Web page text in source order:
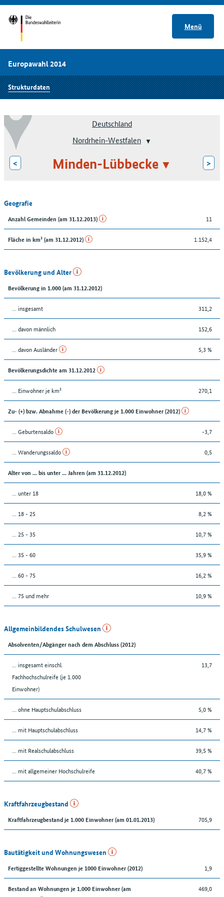
Menü
Europawahl 2014
Strukturdaten
Deutschland
Nordrhein-Westfalen
< Minden-Lübbecke >
Geografie
Anzahl Gemeinden (am 31.12.2013) 11
Fläche in km² (am 31.12.2012) 1.152,4
Bevölkerung und Alter
Bevölkerung in 1.000 (am 31.12.2012)
... insgesamt 311,2
... davon männlich 152,6
... davon Ausländer 5,3 %
Bevölkerungsdichte am 31.12.2012
... Einwohner je km² 270,1
Zu- (+) bzw. Abnahme (-) der Bevölkerung je 1.000 Einwohner (2012)
... Geburtensaldo -3,7
... Wanderungssaldo 0,5
Alter von ... bis unter ... Jahren (am 31.12.2012)
... unter 18 18,0 %
... 18 - 25 8,2 %
... 25 - 35 10,7 %
... 35 - 60 35,9 %
... 60 - 75 16,2 %
... 75 und mehr 10,9 %
Allgemeinbildendes Schulwesen
Absolventen/Abgänger nach dem Abschluss (2012)
... insgesamt einschl.
Fachhochschulreife (je 1.000
Einwohner)
13,7
... ohne Hauptschulabschluss 5,0 %
... mit Hauptschulabschluss 14,7 %
... mit Realschulabschluss 39,5 %
... mit allgemeiner Hochschulreife 40,7 %
Kraftfahrzeugbestand
Kraftfahrzeugbestand je 1.000 Einwohner (am 01.01.2013) 705,9
Bautätigkeit und Wohnungswesen
Fertiggestellte Wohnungen je 1000 Einwohner (2012) 1,9
Bestand an Wohnungen je 1.000 Einwohner (am
469,0